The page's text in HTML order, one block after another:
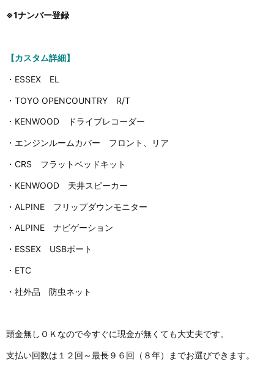
※1ナンバー登録
【カスタム詳細】
・ESSEX EL
・TOYO OPENCOUNTRY R/T
・KENWOOD ドライブレコーダー
・エンジンルームカバー フロント、リア
・CRS フラットベッドキット
・KENWOOD 天井スピーカー
・ALPINE フリップダウンモニター
・ALPINE ナビゲーション
・ESSEX USBポート
・ETC
・社外品 防虫ネット
頭金無しＯＫなので今すぐに現金が無くても大丈夫です。
支払い回数は１２回～最長９６回（８年）までお選びできます。